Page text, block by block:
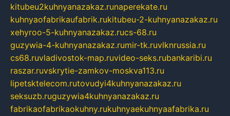
kitubeu2kuhnyanazakaz.runaperekate.ru
kuhnyaofabrikaufabrik.rukitubeu-2-kuhnyanazakaz.ru
xehyroo-5-kuhnyanazakaz.rucs-68.ru
guzywia-4-kuhnyanazakaz.rumir-tk.ruvlknrussia.ru
cs68.ruvladivostok-map.ruvideo-seks.rubankaribi.ru
raszar.ruvskrytie-zamkov-moskva113.ru
lipetsktelecom.rutovudyi4kuhnyanazakaz.ru
seksuzb.ruguzywia4kuhnyanazakaz.ru
fabrikaofabrikaokuhny.rukuhnyaekuhnyaafabrika.ru